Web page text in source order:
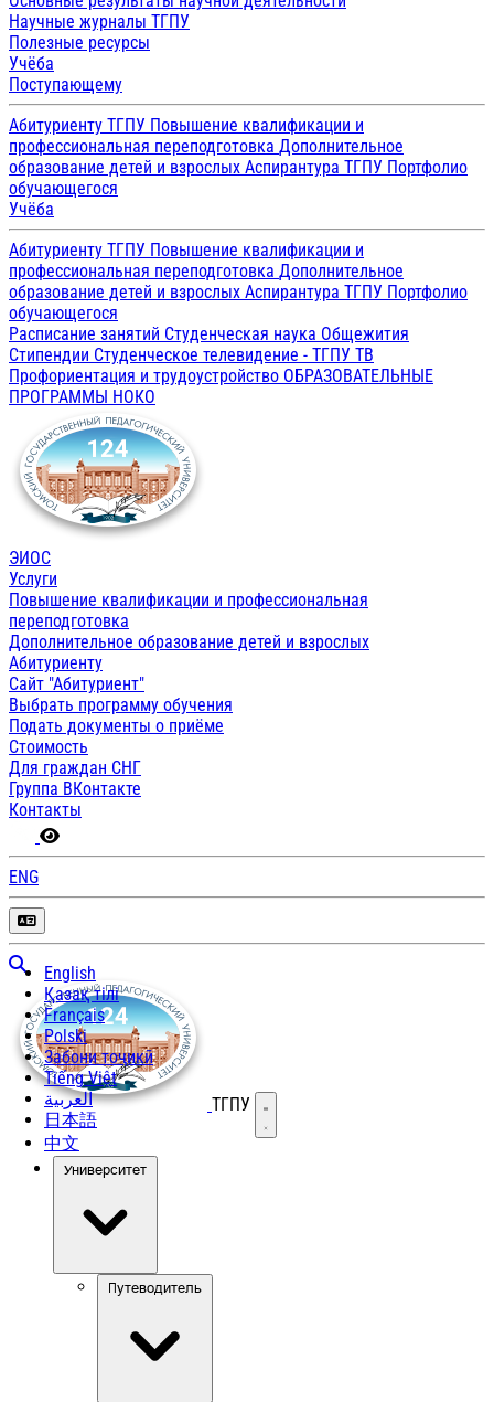
Научные журналы ТГПУ
Полезные ресурсы
Учёба
Поступающему
Абитуриенту ТГПУ Повышение квалификации и
профессиональная переподготовка Дополнительное
образование детей и взрослых Аспирантура ТГПУ Портфолио
обучающегося
Учёба
Абитуриенту ТГПУ Повышение квалификации и
профессиональная переподготовка Дополнительное
образование детей и взрослых Аспирантура ТГПУ Портфолио
обучающегося
Расписание занятий Студенческая наука Общежития
Стипендии Студенческое телевидение - ТГПУ ТВ
Профориентация и трудоустройство ОБРАЗОВАТЕЛЬНЫЕ
ПРОГРАММЫ НОКО
ЭИОС
Услуги
Повышение квалификации и профессиональная
переподготовка
Дополнительное образование детей и взрослых
Абитуриенту
Сайт "Абитуриент"
Выбрать программу обучения
Подать документы о приёме
Стоимость
Для граждан СНГ
Группа ВКонтакте
Контакты
ENG
English
Қазақ тілі
Français
Polski
Забони тоҷикӣ
Tiếng Việt
العربية
日本語
中文
ТГПУ Открыть меню
Университет
Путеводитель